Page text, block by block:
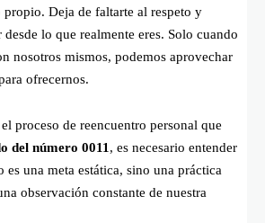
Deja de faltarte al respeto y
lo que realmente eres. Solo cuando
nosotros mismos, podemos aprovechar
ofrecernos.
proceso de reencuentro personal que
del número 0011 , es necesario entender
es una meta estática, sino una práctica
observación constante de nuestra